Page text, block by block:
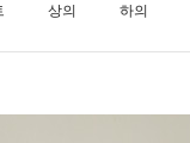
상의 하의